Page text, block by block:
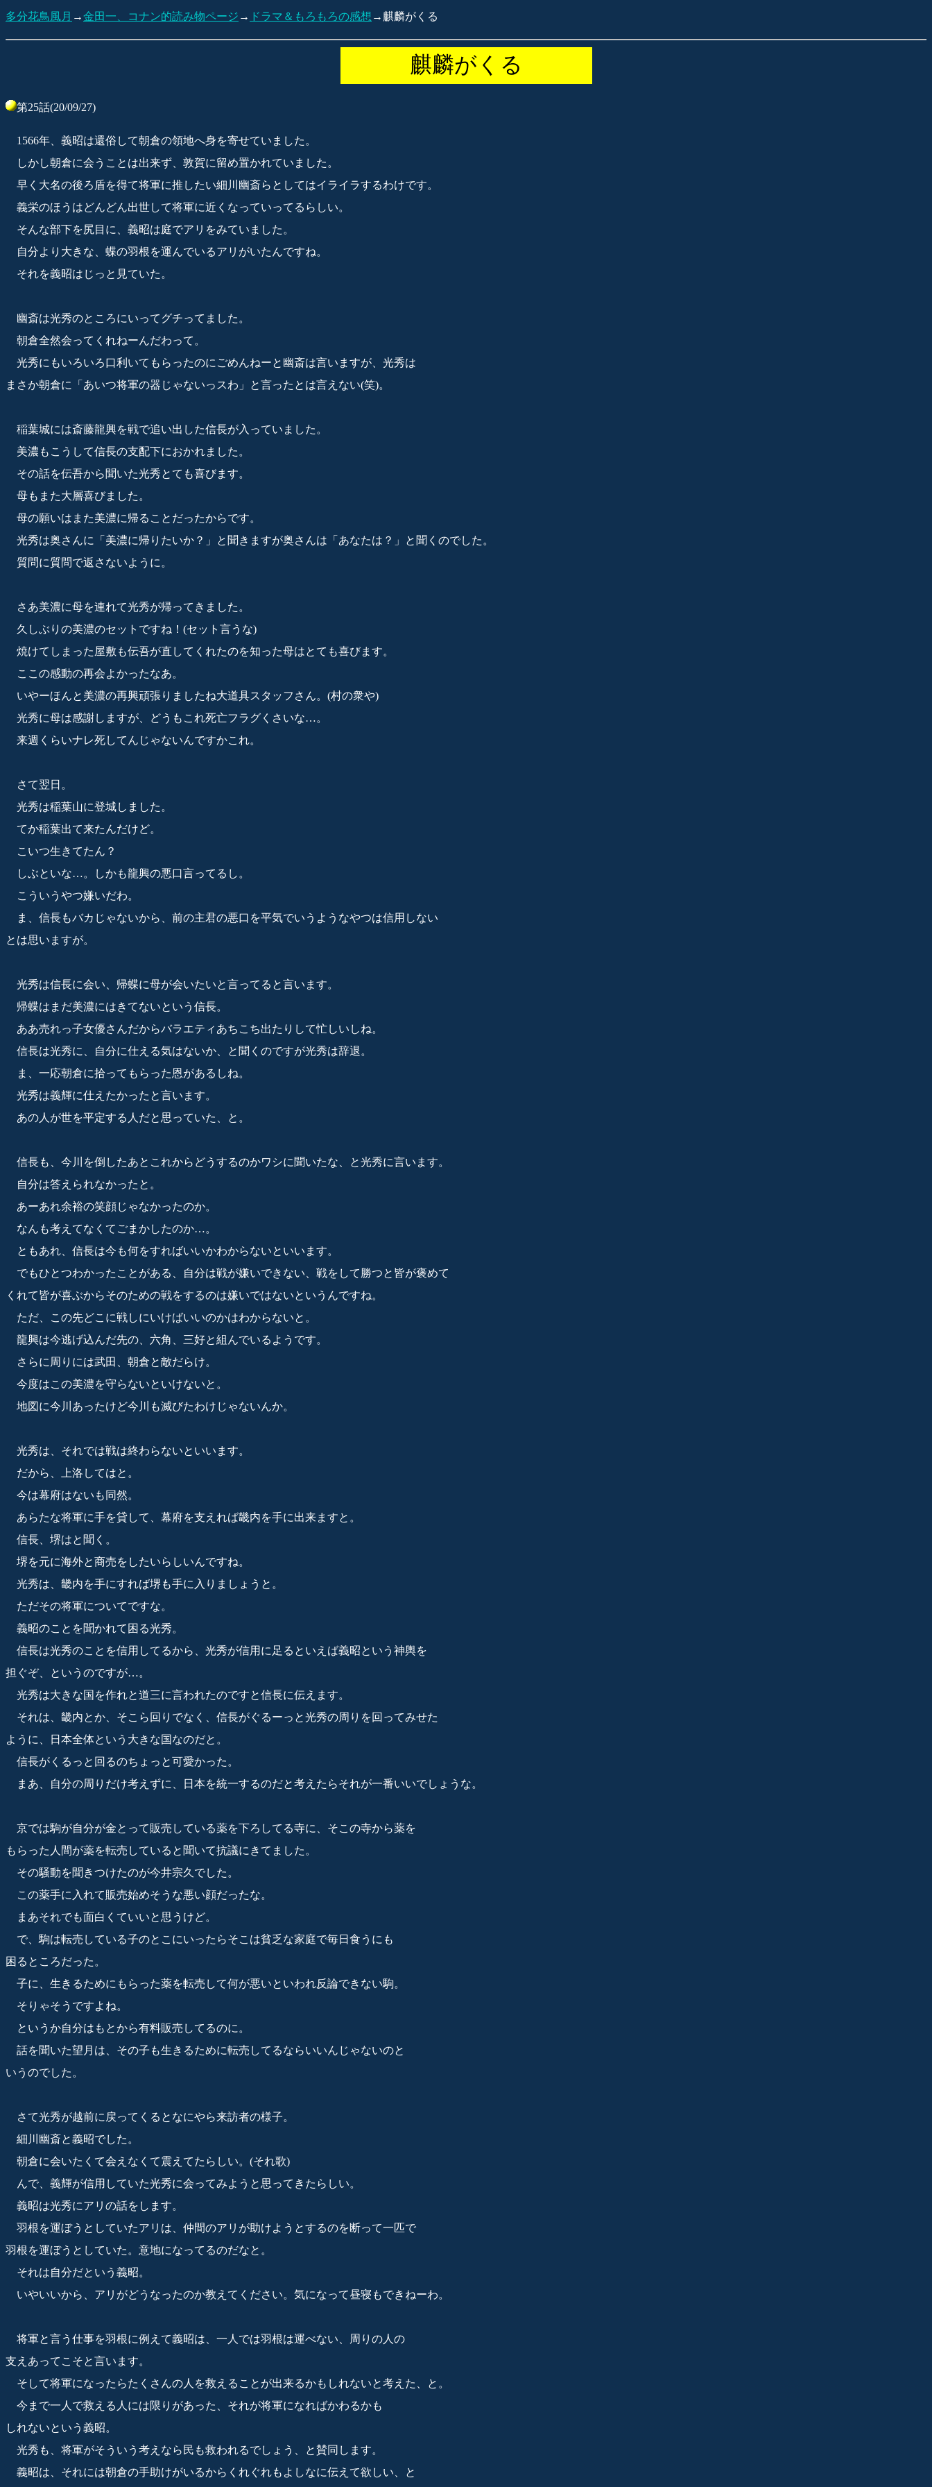
多分花鳥風月 →金田一、コナン的読み物ページ → ドラマ＆もろもろの感想 →麒麟がくる
麒麟がくる
第25話(20/09/27)
1566年、義昭は還俗して朝倉の領地へ身を寄せていました。
しかし朝倉に会うことは出来ず、敦賀に留め置かれていました。
早く大名の後ろ盾を得て将軍に推したい細川幽斎らとしてはイライラするわけです。
義栄のほうはどんどん出世して将軍に近くなっていってるらしい。
そんな部下を尻目に、義昭は庭でアリをみていました。
自分より大きな、蝶の羽根を運んでいるアリがいたんですね。
それを義昭はじっと見ていた。
幽斎は光秀のところにいってグチってました。
朝倉全然会ってくれねーんだわって。
光秀にもいろいろ口利いてもらったのにごめんねーと幽斎は言いますが、光秀は
まさか朝倉に「あいつ将軍の器じゃないっスわ」と言ったとは言えない(笑)。
稲葉城には斎藤龍興を戦で追い出した信長が入っていました。
美濃もこうして信長の支配下におかれました。
その話を伝吾から聞いた光秀とても喜びます。
母もまた大層喜びました。
母の願いはまた美濃に帰ることだったからです。
光秀は奥さんに「美濃に帰りたいか？」と聞きますが奥さんは「あなたは？」と聞くのでした。
質問に質問で返さないように。
さあ美濃に母を連れて光秀が帰ってきました。
久しぶりの美濃のセットですね！(セット言うな)
焼けてしまった屋敷も伝吾が直してくれたのを知った母はとても喜びます。
ここの感動の再会よかったなあ。
いやーほんと美濃の再興頑張りましたね大道具スタッフさん。(村の衆や)
光秀に母は感謝しますが、どうもこれ死亡フラグくさいな…。
来週くらいナレ死してんじゃないんですかこれ。
さて翌日。
光秀は稲葉山に登城しました。
てか稲葉出て来たんだけど。
こいつ生きてたん？
しぶといな…。しかも龍興の悪口言ってるし。
こういうやつ嫌いだわ。
ま、信長もバカじゃないから、前の主君の悪口を平気でいうようなやつは信用しない
とは思いますが。
光秀は信長に会い、帰蝶に母が会いたいと言ってると言います。
帰蝶はまだ美濃にはきてないという信長。
ああ売れっ子女優さんだからバラエティあちこち出たりして忙しいしね。
信長は光秀に、自分に仕える気はないか、と聞くのですが光秀は辞退。
ま、一応朝倉に拾ってもらった恩があるしね。
光秀は義輝に仕えたかったと言います。
あの人が世を平定する人だと思っていた、と。
信長も、今川を倒したあとこれからどうするのかワシに聞いたな、と光秀に言います。
自分は答えられなかったと。
あーあれ余裕の笑顔じゃなかったのか。
なんも考えてなくてごまかしたのか…。
ともあれ、信長は今も何をすればいいかわからないといいます。
でもひとつわかったことがある、自分は戦が嫌いできない、戦をして勝つと皆が褒めて
くれて皆が喜ぶからそのための戦をするのは嫌いではないというんですね。
ただ、この先どこに戦しにいけばいいのかはわからないと。
龍興は今逃げ込んだ先の、六角、三好と組んでいるようです。
さらに周りには武田、朝倉と敵だらけ。
今度はこの美濃を守らないといけないと。
地図に今川あったけど今川も滅びたわけじゃないんか。
光秀は、それでは戦は終わらないといいます。
だから、上洛してはと。
今は幕府はないも同然。
あらたな将軍に手を貸して、幕府を支えれば畿内を手に出来ますと。
信長、堺はと聞く。
堺を元に海外と商売をしたいらしいんですね。
光秀は、畿内を手にすれば堺も手に入りましょうと。
ただその将軍についてですな。
義昭のことを聞かれて困る光秀。
信長は光秀のことを信用してるから、光秀が信用に足るといえば義昭という神輿を
担ぐぞ、というのですが…。
光秀は大きな国を作れと道三に言われたのですと信長に伝えます。
それは、畿内とか、そこら回りでなく、信長がぐるーっと光秀の周りを回ってみせた
ように、日本全体という大きな国なのだと。
信長がくるっと回るのちょっと可愛かった。
まあ、自分の周りだけ考えずに、日本を統一するのだと考えたらそれが一番いいでしょうな。
京では駒が自分が金とって販売している薬を下ろしてる寺に、そこの寺から薬を
もらった人間が薬を転売していると聞いて抗議にきてました。
その騒動を聞きつけたのが今井宗久でした。
この薬手に入れて販売始めそうな悪い顔だったな。
まあそれでも面白くていいと思うけど。
で、駒は転売している子のとこにいったらそこは貧乏な家庭で毎日食うにも
困るところだった。
子に、生きるためにもらった薬を転売して何が悪いといわれ反論できない駒。
そりゃそうですよね。
というか自分はもとから有料販売してるのに。
話を聞いた望月は、その子も生きるために転売してるならいいんじゃないのと
いうのでした。
さて光秀が越前に戻ってくるとなにやら来訪者の様子。
細川幽斎と義昭でした。
朝倉に会いたくて会えなくて震えてたらしい。(それ歌)
んで、義輝が信用していた光秀に会ってみようと思ってきたらしい。
義昭は光秀にアリの話をします。
羽根を運ぼうとしていたアリは、仲間のアリが助けようとするのを断って一匹で
羽根を運ぼうとしていた。意地になってるのだなと。
それは自分だという義昭。
いやいいから、アリがどうなったのか教えてください。気になって昼寝もできねーわ。
将軍と言う仕事を羽根に例えて義昭は、一人では羽根は運べない、周りの人の
支えあってこそと言います。
そして将軍になったらたくさんの人を救えることが出来るかもしれないと考えた、と。
今まで一人で救える人には限りがあった、それが将軍になればかわるかも
しれないという義昭。
光秀も、将軍がそういう考えなら民も救われるでしょう、と賛同します。
義昭は、それには朝倉の手助けがいるからくれぐれもよしなに伝えて欲しい、と